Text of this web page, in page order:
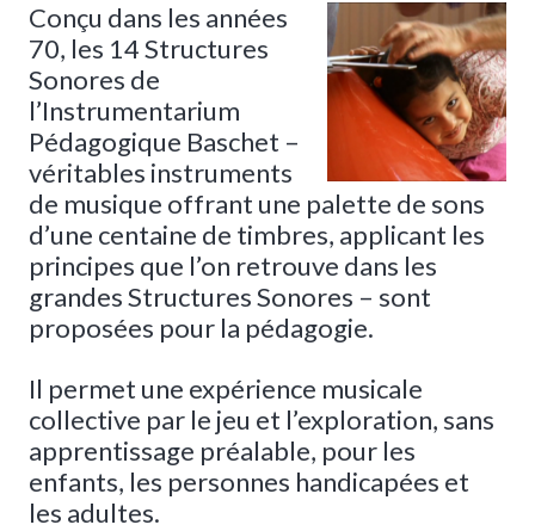
Conçu dans les années
70, les 14 Structures
Sonores de
l’Instrumentarium
Pédagogique Baschet –
véritables instruments
de musique offrant une palette de sons
d’une centaine de timbres, applicant les
principes que l’on retrouve dans les
grandes Structures Sonores – sont
proposées pour la pédagogie.
Il permet une expérience musicale
collective par le jeu et l’exploration, sans
apprentissage préalable, pour les
enfants, les personnes handicapées et
les adultes.